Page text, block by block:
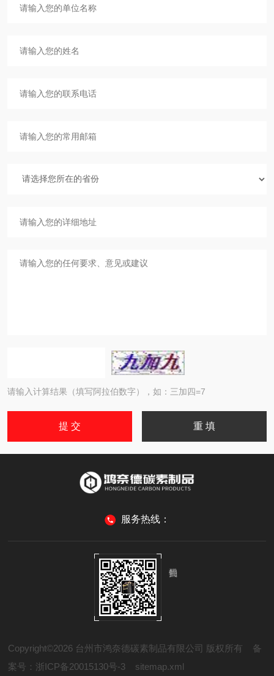
请输入计算结果（填写阿拉伯数字），如：三加四=7
服务热线：
Copyright©2026 台州市鸿奈德碳素制品有限公司 版权所有 备
案号：浙ICP备20015130号-3
sitemap.xml